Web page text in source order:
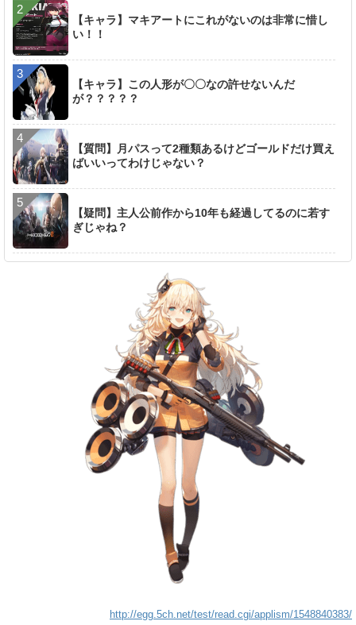
【キャラ】マキアートにこれがないのは非常に惜し
い！！
【キャラ】この人形が〇〇なの許せないんだ
が？？？？？
【質問】月パスって2種類あるけどゴールドだけ買え
ばいいってわけじゃない？
【疑問】主人公前作から10年も経過してるのに若す
ぎじゃね？
http://egg.5ch.net/test/read.cgi/applism/1548840383/